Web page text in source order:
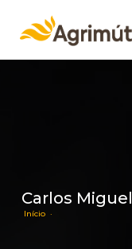
Carlos Miguel
Início ·